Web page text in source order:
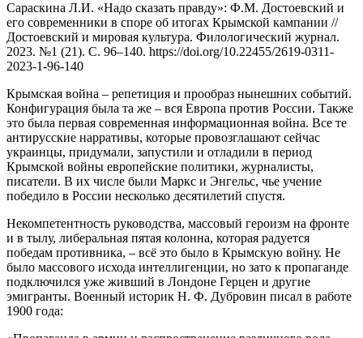
Сараскина Л.И. «Надо сказать правду»: Ф.М. Достоевский и
его современники в споре об итогах Крымской кампании //
Достоевский и мировая культура. Филологический журнал.
2023. №1 (21). С. 96–140. https://doi.org/10.22455/2619-0311-
2023-1-96-140
Крымская война – репетиция и прообраз нынешних событий.
Конфигурация была та же – вся Европа против России. Также
это была первая современная информационная война. Все те
антирусские нарративы, которые провозглашают сейчас
украинцы, придумали, запустили и отладили в период
Крымской войны европейские политики, журналисты,
писатели. В их числе были Маркс и Энгельс, чье учение
победило в России несколько десятилетий спустя.
Некомпетентность руководства, массовый героизм на фронте
и в тылу, либеральная пятая колонна, которая радуется
победам противника, – всё это было в Крымскую войну. Не
было массового исхода интеллигенции, но зато к пропаганде
подключился уже живший в Лондоне Герцен и другие
эмигранты. Военный историк Н. Ф. Дубровин писал в работе
1900 года: